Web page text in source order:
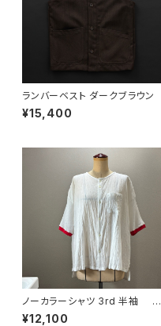
ランバーベスト ダークブラウン
¥15,400
ノーカラーシャツ 3rd 半袖 白
×赤
¥12,100